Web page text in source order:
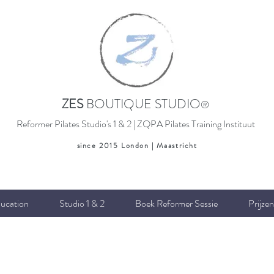
ZESBOUTIQUE STUDIO®
Reformer Pilates Studio's 1 & 2 | ZQPA Pilates Training Instituut
since 2015 London | Maastricht
Studio 1 & 2 Boek Reformer Sessie Prijzen